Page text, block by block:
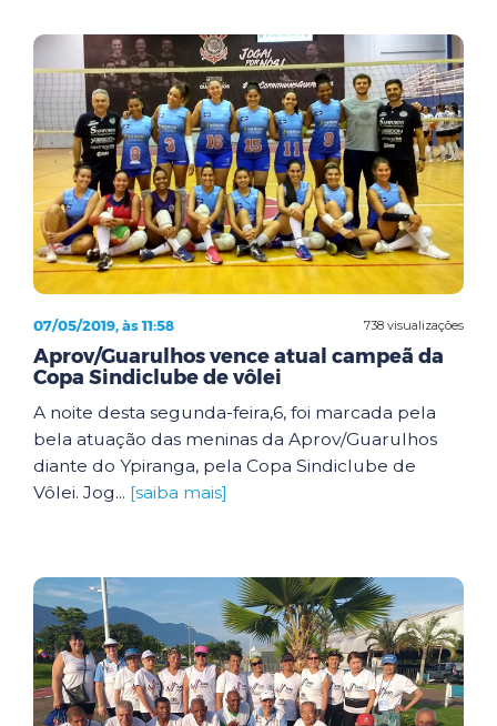
738 visualizações
07/05/2019, às 11:58
Aprov/Guarulhos vence atual campeã da
Copa Sindiclube de vôlei
A noite desta segunda-feira,6, foi marcada pela
bela atuação das meninas da Aprov/Guarulhos
diante do Ypiranga, pela Copa Sindiclube de
Vôlei. Jog... [saiba mais]